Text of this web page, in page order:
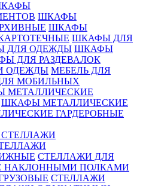
ШКАФЫ
ШКАФЫ
ШКАФЫ ДЛЯ
ДЛЯ ОДЕЖДЫ ШКАФЫ
ДЛЯ РАЗДЕВАЛОК
ОДЕЖДЫ МЕБЕЛЬ ДЛЯ
МОБИЛЬНЫХ
МЕТАЛЛИЧЕСКИЕ
ШКАФЫ МЕТАЛЛИЧЕСКИЕ
ГАРДЕРОБНЫЕ
СТЕЛЛАЖИ ДЛЯ
НАКЛОННЫМИ ПОЛКАМИ
СТЕЛЛАЖИ